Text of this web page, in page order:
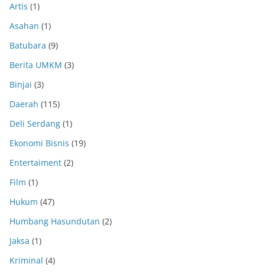
Artis (1)
Asahan (1)
Batubara (9)
Berita UMKM (3)
Binjai (3)
Daerah (115)
Deli Serdang (1)
Ekonomi Bisnis (19)
Entertaiment (2)
Film (1)
Hukum (47)
Humbang Hasundutan (2)
Jaksa (1)
Kriminal (4)